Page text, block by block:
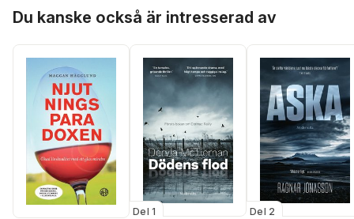
Du kanske också är intresserad av
Del 1 Del 2